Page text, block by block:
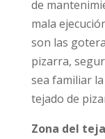
de
mala
son las
pizarra,
sea familiar
tejado de
Zona del